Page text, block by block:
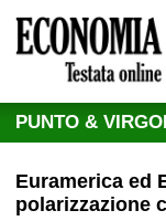
PUNTO &
Euramerica ed
polarizzazione